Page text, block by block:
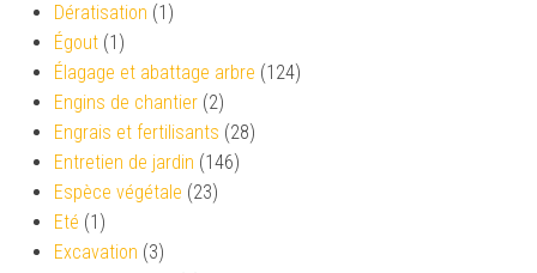
Dératisation (1)
Égout (1)
Élagage et abattage arbre (124)
Engins de chantier (2)
Engrais et fertilisants (28)
Entretien de jardin (146)
Espèce végétale (23)
Eté (1)
Excavation (3)